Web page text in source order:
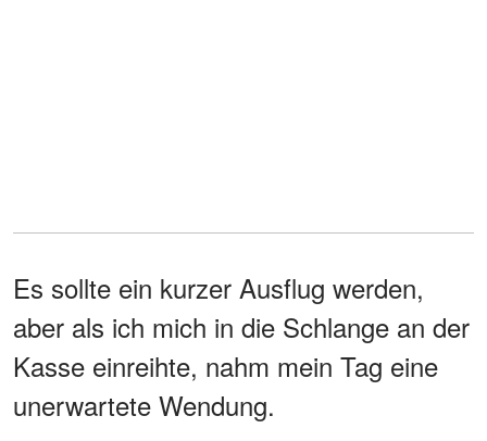
Es sollte ein kurzer Ausflug werden,
aber als ich mich in die Schlange an der
Kasse einreihte, nahm mein Tag eine
unerwartete Wendung.